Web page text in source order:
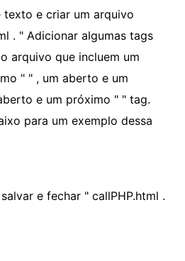
e criar um arquivo
. " Adicionar algumas tags
arquivo que incluem um
" " , um aberto e um
e um próximo " " tag.
para um exemplo dessa
e fechar " callPHP.html .